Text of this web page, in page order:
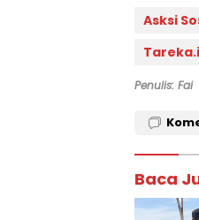
Asksi
Penulis: Fai
Baca